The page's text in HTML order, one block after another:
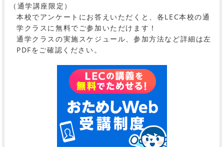
（通学講座限定）
本校でアンケートにお答えいただくと、各LEC本校の通
学クラスに無料でご参加いただけます！
通学クラスの実施スケジュール、参加方法など詳細は左
PDFをご確認ください。